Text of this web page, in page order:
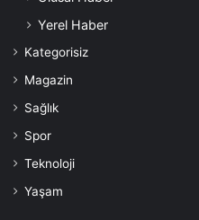
Yerel Haber
Kategorisiz
Magazin
Sağlık
Spor
Teknoloji
Yaşam